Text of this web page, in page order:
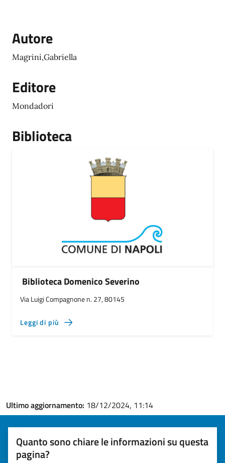
Autore
Magrini,Gabriella
Editore
Mondadori
Biblioteca
Biblioteca Domenico Severino
Via Luigi Compagnone n. 27, 80145
Leggi di più
Ultimo aggiornamento: 18/12/2024, 11:14
Quanto sono chiare le informazioni su questa
pagina?